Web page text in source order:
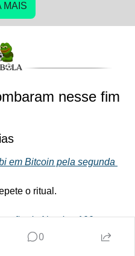
MAIS
nesse fim
em Bitcoin pela segunda
o ritual.
do Nasdaq 100
0